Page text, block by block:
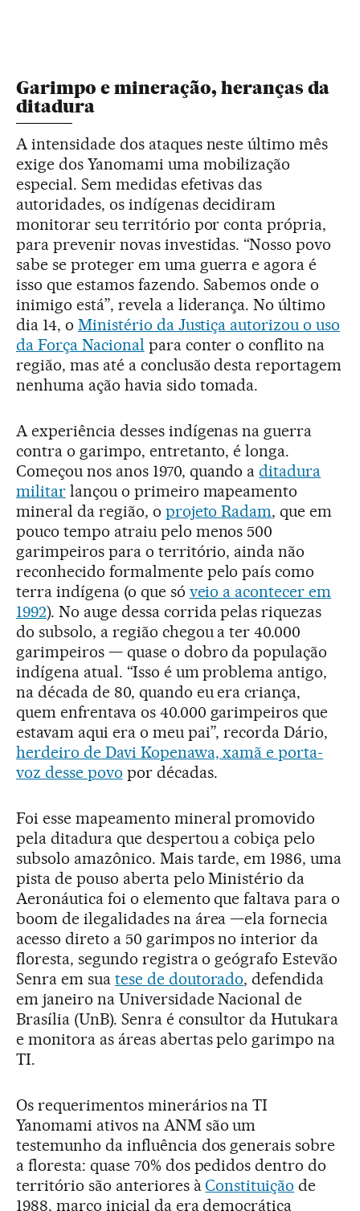
Garimpo e mineração, heranças da
ditadura
A intensidade dos ataques neste último mês
exige dos Yanomami uma mobilização
especial. Sem medidas efetivas das
autoridades, os indígenas decidiram
monitorar seu território por conta própria,
para prevenir novas investidas. “Nosso povo
sabe se proteger em uma guerra e agora é
isso que estamos fazendo. Sabemos onde o
inimigo está”, revela a liderança. No último
dia 14, o Ministério da Justiça autorizou o uso
da Força Nacional para conter o conflito na
região, mas até a conclusão desta reportagem
nenhuma ação havia sido tomada.
A experiência desses indígenas na guerra
contra o garimpo, entretanto, é longa.
Começou nos anos 1970, quando aditadura
militarlançou o primeiro mapeamento
mineral da região, o projeto Radam, que em
pouco tempo atraiu pelo menos 500
garimpeiros para o território, ainda não
reconhecido formalmente pelo país como
terra indígena (o que só veio a acontecer em
1992). No auge dessa corrida pelas riquezas
do subsolo, a região chegou a ter 40.000
garimpeiros — quase o dobro da população
indígena atual. “Isso é um problema antigo,
na década de 80, quando eu era criança,
quem enfrentava os 40.000 garimpeiros que
estavam aqui era o meu pai”, recorda Dário,
herdeiro de Davi Kopenawa, xamã e porta-
voz desse povo por décadas.
Foi esse mapeamento mineral promovido
pela ditadura que despertou a cobiça pelo
subsolo amazônico. Mais tarde, em 1986, uma
pista de pouso aberta pelo Ministério da
Aeronáutica foi o elemento que faltava para o
boom de ilegalidades na área —ela fornecia
acesso direto a 50 garimpos no interior da
floresta, segundo registra o geógrafo Estevão
Senra em sua tese de doutorado, defendida
em janeiro na Universidade Nacional de
Brasília (UnB). Senra é consultor da Hutukara
e monitora as áreas abertas pelo garimpo na
TI.
Os requerimentos minerários na TI
Yanomami ativos na ANM são um
testemunho da influência dos generais sobre
a floresta: quase 70% dos pedidos dentro do
território são anteriores àConstituição de
1988, marco inicial da era democrática